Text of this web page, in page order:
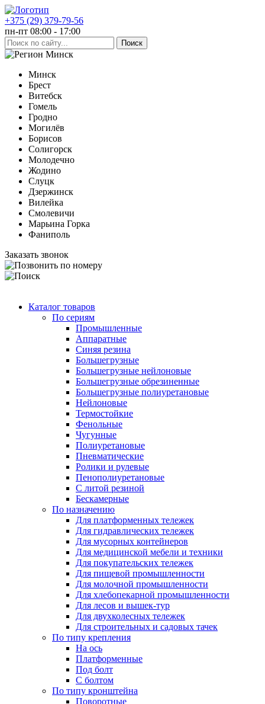
+375 (29) 379-79-56
пн-пт 08:00 - 17:00
Минск
Минск
Брест
Витебск
Гомель
Гродно
Могилёв
Борисов
Солигорск
Молодечно
Жодино
Слуцк
Дзержинск
Вилейка
Смолевичи
Марьина Горка
Фаниполь
Заказать звонок
Каталог товаров
По сериям
Промышленные
Аппаратные
Синяя резина
Большегрузные
Большегрузные нейлоновые
Большегрузные обрезиненные
Большегрузные полиуретановые
Нейлоновые
Термостойкие
Фенольные
Чугунные
Полиуретановые
Пневматические
Ролики и рулевые
Пенополиуретановые
С литой резиной
Бескамерные
По назначению
Для платформенных тележек
Для гидравлических тележек
Для мусорных контейнеров
Для медицинской мебели и техники
Для покупательских тележек
Для пищевой промышленности
Для молочной промышленности
Для хлебопекарной промышленности
Для лесов и вышек-тур
Для двухколесных тележек
Для строительных и садовых тачек
По типу крепления
На ось
Платформенные
Под болт
С болтом
По типу кронштейна
Поворотные